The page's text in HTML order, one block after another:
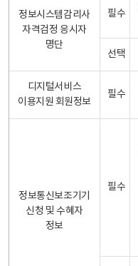
정보시스템감리사
자격검정 응시자
명단
필수
선택
디지털서비스
이용지원 회원정보
필수
정보통신보조기기
신청 및 수혜자
정보
필수